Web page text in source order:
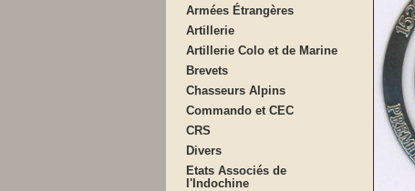
Armées Étrangères
Artillerie
Artillerie Colo et de Marine
Brevets
Chasseurs Alpins
Commando et CEC
CRS
Divers
Etats Associés de
l'Indochine